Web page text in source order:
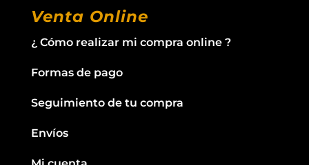
Venta Online
¿ Cómo realizar mi compra online ?
Formas de pago
Seguimiento de tu compra
Envíos